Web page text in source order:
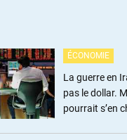
si intéressant à dire à ces
voulez. »
ÉCONOMIE
La guerre en
pas le dollar.
pourrait s’en